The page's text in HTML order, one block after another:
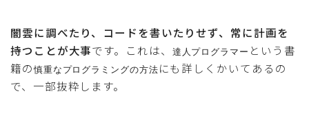
闇雲に調べたり、コードを書いたりせず、常に計画を
持つことが大事です。これは、 達人プログラマー という書
籍の慎重なプログラミングの方法 にも詳しくかいてあるの
で、一部抜粋します。